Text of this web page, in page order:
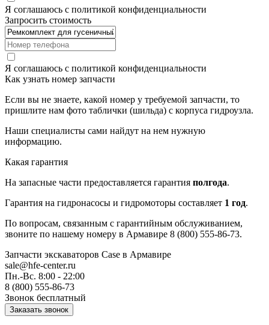
Я соглашаюсь с политикой конфиденциальности
Запросить стоимость
Я соглашаюсь с политикой конфиденциальности
Как узнать номер запчасти
Если вы не знаете, какой номер у требуемой запчасти, то
пришлите нам фото таблички (шильда) с корпуса гидроузла.
Наши специалисты сами найдут на нем нужную
информацию.
Какая гарантия
На запасные части предоставляется гарантия полгода.
Гарантия на гидронасосы и гидромоторы составляет 1 год.
По вопросам, связанным с гарантийным обслуживанием,
звоните по нашему номеру в Армавире 8 (800) 555-86-73.
Запчасти экскаваторов Case в Армавире
sale@hfe-center.ru
Пн.-Вс. 8:00 - 22:00
8 (800) 555-86-73
Звонок бесплатный